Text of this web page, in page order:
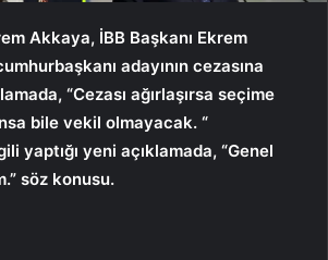
Akkaya, İBB Başkanı Ekrem
adayının cezasına
“Cezası ağırlaşırsa seçime
bile vekil olmayacak. “
yaptığı yeni açıklamada, “Genel
söz konusu.